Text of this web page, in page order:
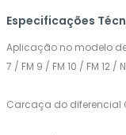
Especificações
Aplicação no modelo de
7 / FM 9 / FM 10 / FM 12 /
Carcaça do diferencial